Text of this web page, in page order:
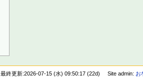
最終更新:2026-07-15 (水) 09:50:17 (22d) Site admin: お